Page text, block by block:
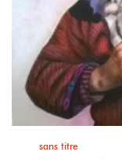
sans titre